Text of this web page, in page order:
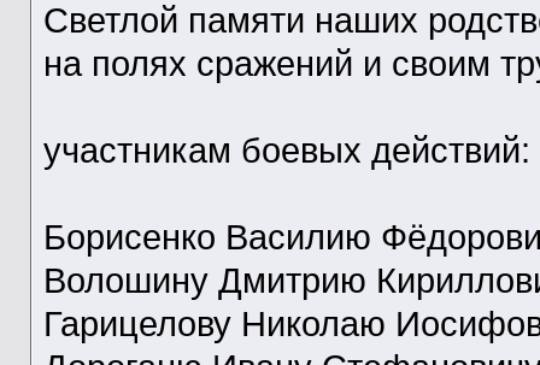
Светлой памяти наших
на полях сражений и своим
участникам боевых действий:
Борисенко Василию
Волошину Дмитрию
Гарицелову Николаю